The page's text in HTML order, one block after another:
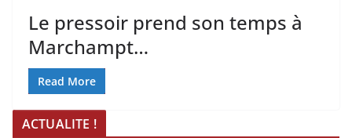
Le pressoir prend son temps à
Marchampt…
Read More
ACTUALITE !